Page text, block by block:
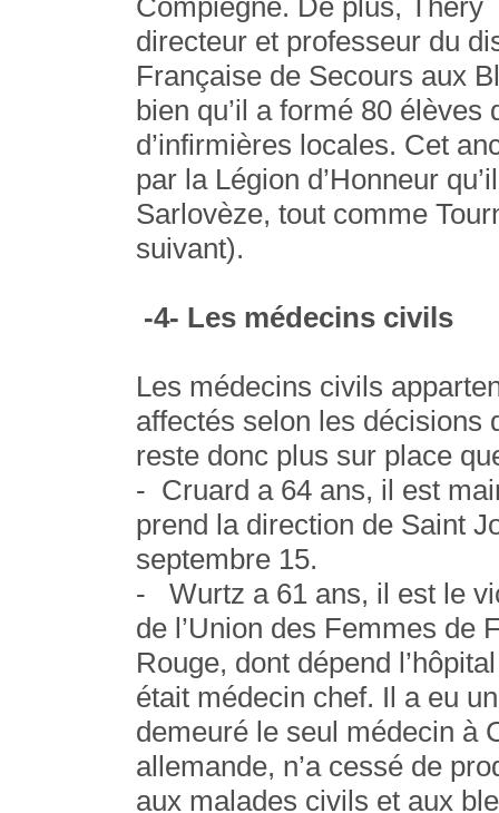
Compiègne. De plus,
directeur et professeur du
Française de Secours aux
bien qu’il a formé 80
d’infirmières locales. Cet
par la Légion d’Honneur
Sarlovèze, tout comme
suivant).
-4- Les médecins civils
Les médecins civils
affectés selon les décisions
reste donc plus sur place
- Cruard a 64 ans, il est
prend la direction de Saint
septembre 15.
- Wurtz a 61 ans, il est le
de l’Union des Femmes de
Rouge, dont dépend
était médecin chef. Il a eu
demeuré le seul médecin à
allemande, n’a cessé de
aux malades civils et aux